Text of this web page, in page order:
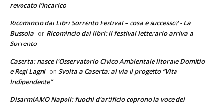
revocato l’incarico
Ricomincio dai Libri Sorrento Festival – cosa è successo? - La
Bussola on Ricomincio dai libri: il festival letterario arriva a
Sorrento
Caserta: nasce l'Osservatorio Civico Ambientale litorale Domitio
e Regi Lagni on Svolta a Caserta: al via il progetto “Vita
Indipendente”
DisarmiAMO Napoli: fuochi d'artificio coprono la voce dei